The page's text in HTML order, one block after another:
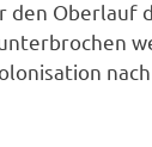
Oberlauf